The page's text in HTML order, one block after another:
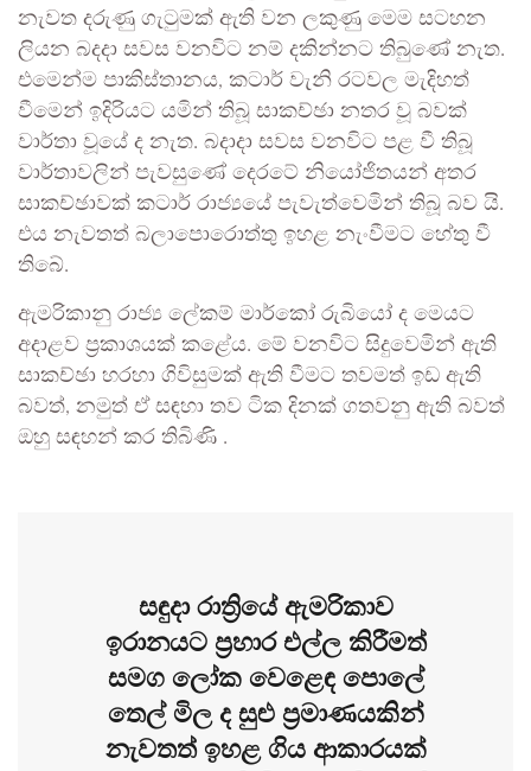
නැවත දරුණු ගැටුමක් ඇති වන ලකුණු මෙම සටහන
ලියන බදදා සවස වනවිට නම් දකින්නට තිබුණේ නැත.
එමෙන්ම පාකිස්තානය, කටාර් වැනි රටවල මැදිහත්
වීමෙන් ඉදිරියට යමින් තිබූ සාකච්ඡා නතර වූ බවක්
වාර්තා වූයේ ද නැත. බදාදා සවස වනවිට පළ වී තිබූ
වාර්තාවලින් පැවසුණේ දෙරටේ නියෝජිතයන් අතර
සාකච්ඡාවක් කටාර් රාජ්‍යයේ පැවැත්වෙමින් තිබූ බව යි.
එය නැවතත් බලාපොරොත්තු ඉහළ නැංවීමට හේතු වී
තිබේ.
ඇමරිකානු රාජ්‍ය ලේකම් මාර්කෝ රුබියෝ ද මෙයට
අදාළව ප්‍රකාශයක් කළේය. මේ වනවිට සිදුවෙමින් ඇති
සාකච්ඡා හරහා ගිවිසුමක් ඇති වීමට තවමත් ඉඩ ඇති
බවත්, නමුත් ඒ සඳහා තව ටික දිනක් ගතවනු ඇති බවත්
ඔහු සඳහන් කර තිබිණි .
සඳුදා රාත්‍රියේ ඇමරිකාව
ඉරානයට ප්‍රහාර එල්ල කිරීමත්
සමග ලෝක වෙළෙඳ පොලේ
තෙල් මිල ද සුළු ප්‍රමාණයකින්
නැවතත් ඉහළ ගිය ආකාරයක්